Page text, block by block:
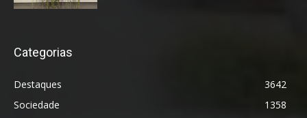
Categorias
Destaques
3642
Sociedade
1358